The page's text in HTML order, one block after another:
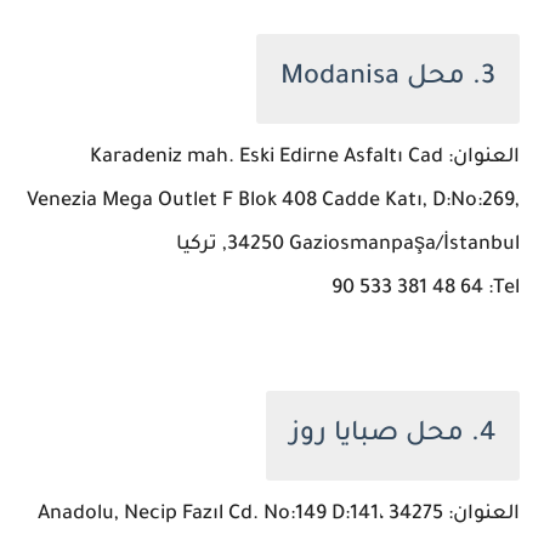
3. محل Modanisa
العنوان: Karadeniz mah. Eski Edirne Asfaltı Cad
Venezia Mega Outlet F Blok 408 Cadde Katı, D:No:269,
34250 Gaziosmanpaşa/İstanbul, تركيا
Tel: ‏‪90 533 381 48 64‬‏
4. محل صبايا روز
العنوان: Anadolu, Necip Fazıl Cd. No:149 D:141، 34275